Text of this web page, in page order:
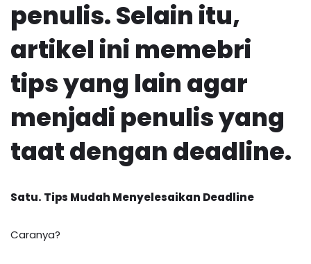
penulis. Selain itu,
artikel ini memebri
tips yang lain agar
menjadi penulis yang
taat dengan deadline.
Satu. Tips Mudah Menyelesaikan Deadline
Caranya?